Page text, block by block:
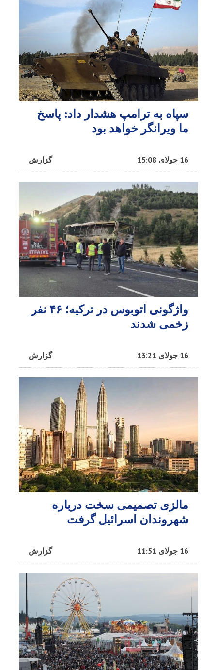
سپاه به ترامپ هشدار داد: پاسخ
ما ویرانگر خواهد بود
گزارش 16 جولای 15:08
واژگونی اتوبوس در ترکیه؛ ۴۶ نفر
زخمی شدند
گزارش 16 جولای 13:21
مالزی تصمیمی سخت درباره
شهروندان اسرائیل گرفت
گزارش 16 جولای 11:51